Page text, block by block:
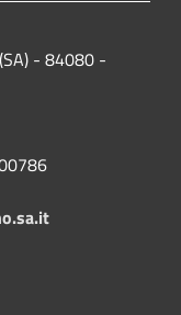
- 84080 -